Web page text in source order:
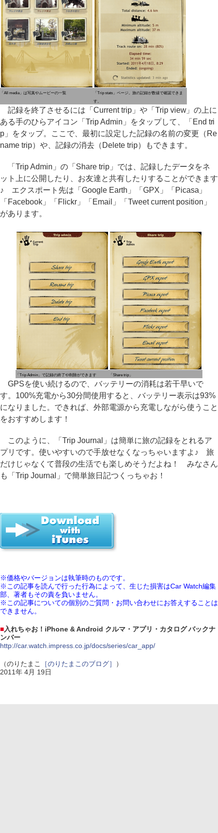
「All media」は写真やムービーの一覧
「Trip stats」ページ。旅の記録が数値で確認できま
す。
記録を終了させるには「Current trip」や「Trip view」の上に
ある手のひらアイコン「Trip Admin」をタップして、「End tri
p」をタップ。ここで、最初に設定した記録の名前の変更（Re
name trip）や、記録の消去（Delete trip）もできます。
「Trip Admin」の「Share trip」では、記録したデータをネ
ット上に公開したり、お友達と共有したりすることができます
♪ エクスポート先は「Google Earth」「GPX」「Picasa」
「Facebook」「Flickr」「Email」「Tweet current position」
があります。
「Trip Admin」で記録の終了や削除ができます 「Share trip」
GPSを使い続けるので、バッテリーの消耗は若干早いで
す。100%充電から30分間使用すると、バッテリー表示は93%
になりました。できれば、外部電源から充電しながら使うこと
をおすすめします！
このように、「Trip Journal」は簡単に旅の記録をとれるア
プリです。使いやすいので手放せなくなっちゃいますよ♪ 旅
だけじゃなくて普段の生活でも楽しめそうだよね！ みなさん
も「Trip Journal」で簡単旅日記つくっちゃお！
※価格やバージョンは執筆時のものです。
※この記事を読んで行った行為によって、生じた損害はCar Watch編集
部、著者もその責を負いません。
※この記事についての個別のご質問・お問い合わせにお答えすることは
できません。
■入れちゃお！iPhone & Android クルマ・アプリ・カタログ バックナ
ンバー
http://car.watch.impress.co.jp/docs/series/car_app/
（のりたまこ ［のりたまこのブログ］
）
2011年 4月 19日